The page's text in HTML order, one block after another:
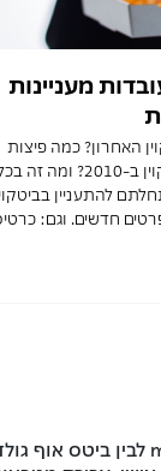
8 עובדות מעניינות
האחרון? כמה פיצות
קנו 10,000 ביטקוין ב-2010? ומה
להתעניין
חדשים. וגם:
לבין ביטס אוף